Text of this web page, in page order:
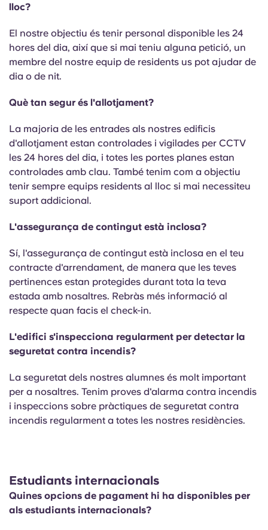
lloc?
El nostre objectiu és tenir personal disponible les 24
hores del dia, així que si mai teniu alguna petició, un
membre del nostre equip de residents us pot ajudar de
dia o de nit.
Què tan segur és l'allotjament?
La majoria de les entrades als nostres edificis
d'allotjament estan controlades i vigilades per CCTV
les 24 hores del dia, i totes les portes planes estan
controlades amb clau. També tenim com a objectiu
tenir sempre equips residents al lloc si mai necessiteu
suport addicional.
L'assegurança de contingut està inclosa?
Sí, l'assegurança de contingut està inclosa en el teu
contracte d'arrendament, de manera que les teves
pertinences estan protegides durant tota la teva
estada amb nosaltres. Rebràs més informació al
respecte quan facis el check-in.
L'edifici s'inspecciona regularment per detectar la
seguretat contra incendis?
La seguretat dels nostres alumnes és molt important
per a nosaltres. Tenim proves d'alarma contra incendis
i inspeccions sobre pràctiques de seguretat contra
incendis regularment a totes les nostres residències.
Estudiants internacionals
Quines opcions de pagament hi ha disponibles per
als estudiants internacionals?